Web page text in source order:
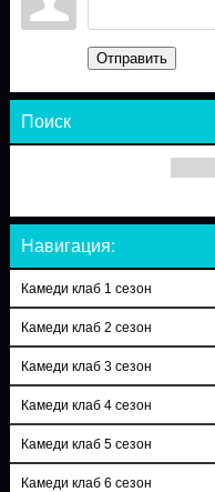
Отправить
Поиск
Навигация:
Камеди клаб 1 сезон
Камеди клаб 2 сезон
Камеди клаб 3 сезон
Камеди клаб 4 сезон
Камеди клаб 5 сезон
Камеди клаб 6 сезон